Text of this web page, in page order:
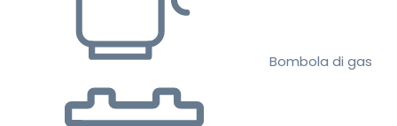
Bombola di gas